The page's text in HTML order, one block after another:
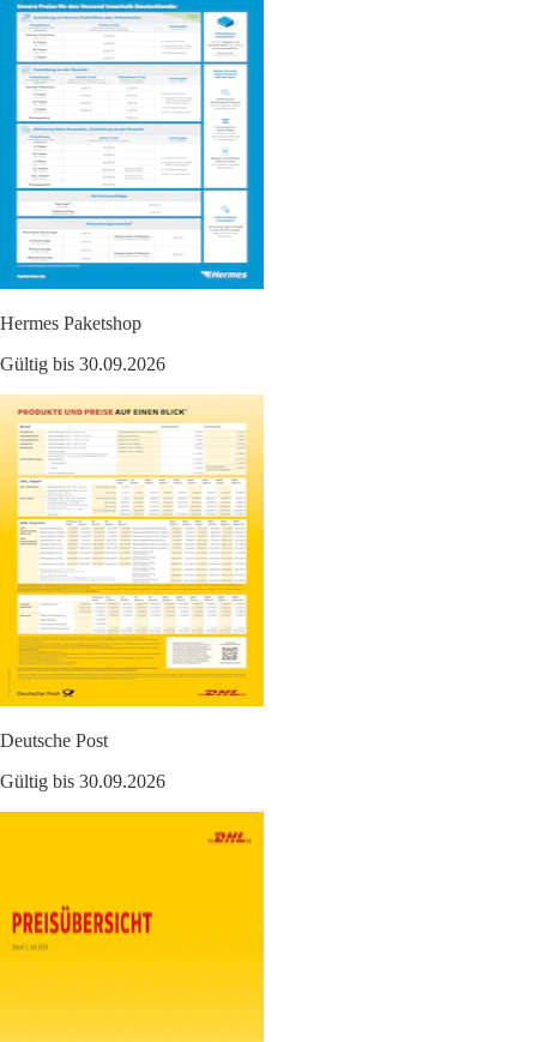
Hermes Paketshop
Gültig bis 30.09.2026
Deutsche Post
Gültig bis 30.09.2026